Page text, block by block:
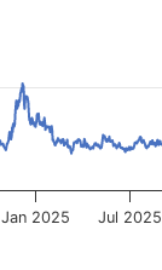
Jan 2025 Jul 2025